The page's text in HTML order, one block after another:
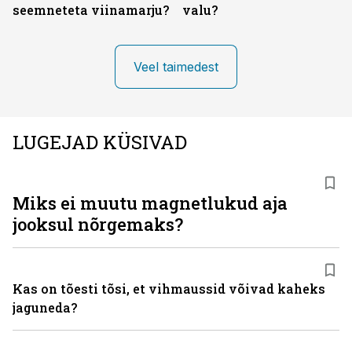
seemneteta viinamarju?
valu?
Veel taimedest
LUGEJAD KÜSIVAD
Miks ei muutu magnetlukud aja
jooksul nõrgemaks?
Kas on tõesti tõsi, et vihmaussid võivad kaheks
jaguneda?